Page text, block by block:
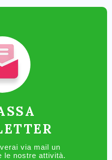
via mail un
le nostre attività.